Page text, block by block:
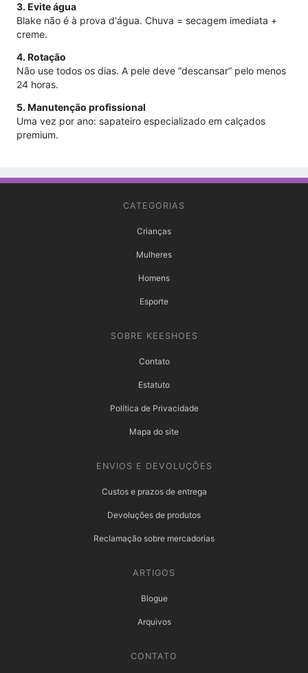
3. Evite água
Blake não é à prova d'água. Chuva = secagem imediata +
creme.
4. Rotação
Não use todos os dias. A pele deve “descansar” pelo menos
24 horas.
5. Manutenção profissional
Uma vez por ano: sapateiro especializado em calçados
premium.
CATEGORIAS
Crianças
Mulheres
Homens
Esporte
SOBRE KEESHOES
Contato
Estatuto
Política de Privacidade
Mapa do site
ENVIOS E DEVOLUÇÕES
Custos e prazos de entrega
Devoluções de produtos
Reclamação sobre mercadorias
ARTIGOS
Blogue
Arquivos
CONTATO